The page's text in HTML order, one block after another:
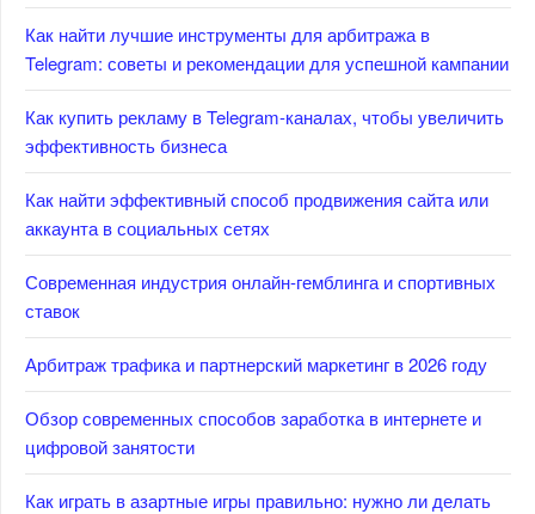
Как найти лучшие инструменты для арбитража в
Telegram: советы и рекомендации для успешной кампании
Как купить рекламу в Telegram-каналах, чтобы увеличить
эффективность бизнеса
Как найти эффективный способ продвижения сайта или
аккаунта в социальных сетях
Современная индустрия онлайн-гемблинга и спортивных
ставок
Арбитраж трафика и партнерский маркетинг в 2026 году
Обзор современных способов заработка в интернете и
цифровой занятости
Как играть в азартные игры правильно: нужно ли делать